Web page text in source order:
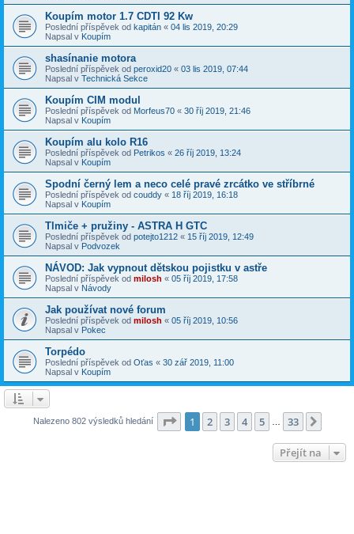
Koupím motor 1.7 CDTI 92 Kw
Poslední příspěvek od kapitán « 04 lis 2019, 20:29
Napsal v Koupím
shasínanie motora
Poslední příspěvek od peroxid20 « 03 lis 2019, 07:44
Napsal v Technická Sekce
Koupím CIM modul
Poslední příspěvek od Morfeus70 « 30 říj 2019, 21:46
Napsal v Koupím
Koupím alu kolo R16
Poslední příspěvek od Petrikos « 26 říj 2019, 13:24
Napsal v Koupím
Spodní černý lem a neco celé pravé zrcátko ve stříbrné
Poslední příspěvek od couddy « 18 říj 2019, 16:18
Napsal v Koupím
Tlmiče + pružiny - ASTRA H GTC
Poslední příspěvek od potejto1212 « 15 říj 2019, 12:49
Napsal v Podvozek
NÁVOD: Jak vypnout dětskou pojistku v astře
Poslední příspěvek od milosh « 05 říj 2019, 17:58
Napsal v Návody
Jak používat nové forum
Poslední příspěvek od milosh « 05 říj 2019, 10:56
Napsal v Pokec
Torpédo
Poslední příspěvek od Oťas « 30 zář 2019, 11:00
Napsal v Koupím
Nalezeno 802 výsledků hledání Stránka z 33
1 2 3 4 5 33
Přejít na